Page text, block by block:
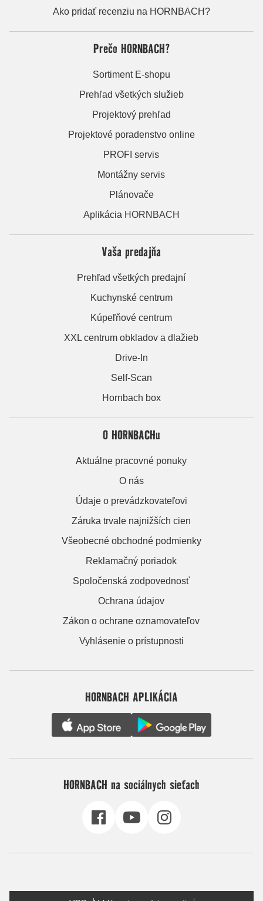
Ako pridať recenziu na HORNBACH?
Prečo HORNBACH?
Sortiment E-shopu
Prehľad všetkých služieb
Projektový prehľad
Projektové poradenstvo online
PROFI servis
Montážny servis
Plánovače
Aplikácia HORNBACH
Vaša predajňa
Prehľad všetkých predajní
Kuchynské centrum
Kúpeľňové centrum
XXL centrum obkladov a dlažieb
Drive-In
Self-Scan
Hornbach box
O HORNBACHu
Aktuálne pracovné ponuky
O nás
Údaje o prevádzkovateľovi
Záruka trvale najnižších cien
Všeobecné obchodné podmienky
Reklamačný poriadok
Spoločenská zodpovednosť
Ochrana údajov
Zákon o ochrane oznamovateľov
Vyhlásenie o prístupnosti
HORNBACH APLIKÁCIA
HORNBACH na sociálnych sieťach